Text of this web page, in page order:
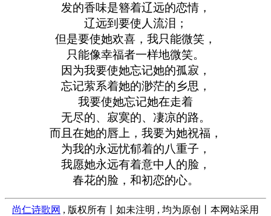
发的香味是簪着辽远的恋情，
辽远到要使人流泪；
但是要使她欢喜，我只能微笑，
只能像幸福者一样地微笑。
因为我要使她忘记她的孤寂，
忘记萦系着她的渺茫的乡思，
我要使她忘记她在走着
无尽的、寂寞的、凄凉的路。
而且在她的唇上，我要为她祝福，
为我的永远忧郁着的八重子，
我愿她永远有着意中人的脸，
春花的脸，和初恋的心。
尚仁诗歌网 , 版权所有丨如未注明 , 均为原创丨本网站采用